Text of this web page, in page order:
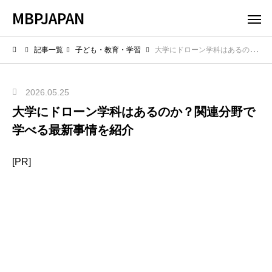
MBPJAPAN
記事一覧 子ども・教育・学習 大学にドローン学科はあるのか？関連分野で学べる最新事情を紹介
2026.05.25
大学にドローン学科はあるのか？関連分野で
学べる最新事情を紹介
[PR]